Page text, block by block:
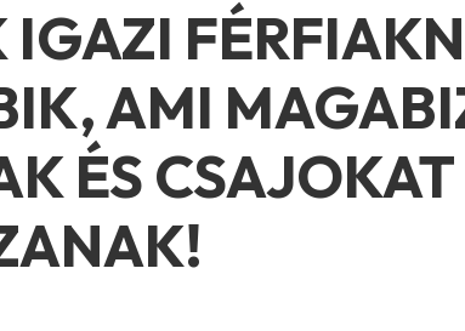
IGAZI
AMI
ÉS CSAJOKAT